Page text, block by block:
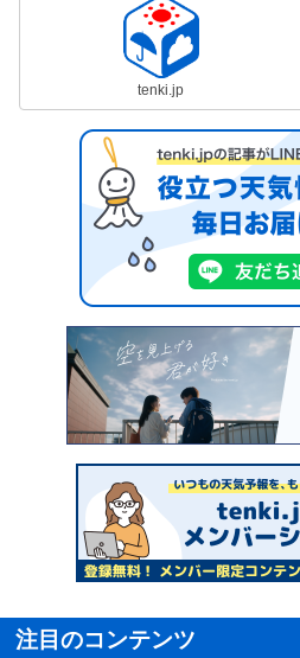
tenki.jp
注目のコンテンツ